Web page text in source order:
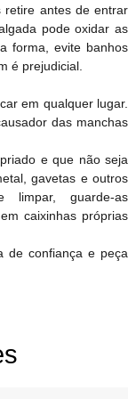
retire antes de entrar
pode oxidar as
forma, evite banhos
é prejudicial.
em qualquer lugar.
das manchas
e que não seja
gavetas e outros
limpar, guarde-as
caixinhas próprias
de confiança e peça